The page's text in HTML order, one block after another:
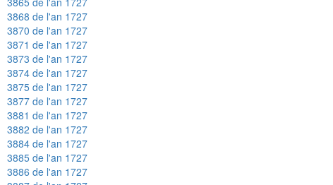
3868 de l'an 1727
3870 de l'an 1727
3871 de l'an 1727
3873 de l'an 1727
3874 de l'an 1727
3875 de l'an 1727
3877 de l'an 1727
3881 de l'an 1727
3882 de l'an 1727
3884 de l'an 1727
3885 de l'an 1727
3886 de l'an 1727